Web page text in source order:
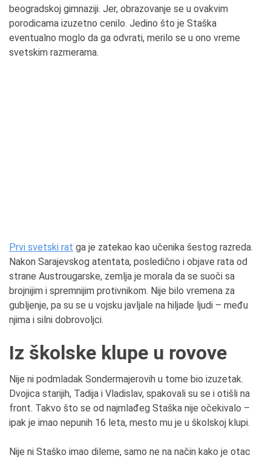
beogradskoj gimnaziji. Jer, obrazovanje se u ovakvim
porodicama izuzetno cenilo. Jedino što je Staška
eventualno moglo da ga odvrati, merilo se u ono vreme
svetskim razmerama.
Prvi svetski rat ga je zatekao kao učenika šestog razreda.
Nakon Sarajevskog atentata, posledično i objave rata od
strane Austrougarske, zemlja je morala da se suoči sa
brojnijim i spremnijim protivnikom. Nije bilo vremena za
gubljenje, pa su se u vojsku javljale na hiljade ljudi – među
njima i silni dobrovoljci.
Iz školske klupe u rovove
Nije ni podmladak Sondermajerovih u tome bio izuzetak.
Dvojica starijih, Tadija i Vladislav, spakovali su se i otišli na
front. Takvo što se od najmlađeg Staška nije očekivalo –
ipak je imao nepunih 16 leta, mesto mu je u školskoj klupi.
Nije ni Staško imao dileme, samo ne na način kako je otac